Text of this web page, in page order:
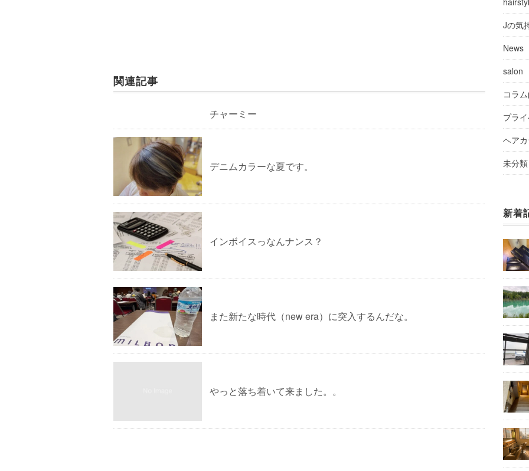
関連記事
チャーミー
デニムカラーな夏です。
インボイスっなんナンス？
また新たな時代（new era）に突入するんだな。
やっと落ち着いて来ました。。
Jの気
News
salon
コラ
プラ
ヘア
未分類
新着